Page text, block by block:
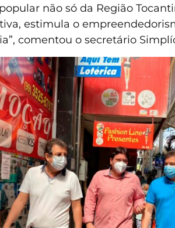
não só da Região
estimula o
comentou o secretário